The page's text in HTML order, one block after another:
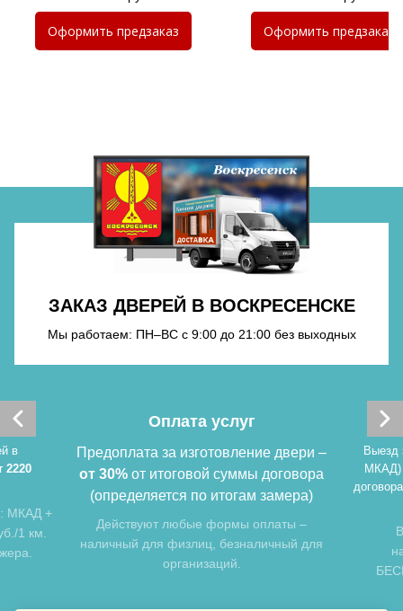
Хочу такую
Хочу такую
Хочу такую
Оформить предзаказ Оформить предзаказ
ЗАКАЗ ДВЕРЕЙ В ВОСКРЕСЕНСКЕ
Мы работаем: ПН–ВС с 9:00 до 21:00 без выходных
в
2220
МКАД +
1 км.
Оплата услуг
Предоплата за изготовление двери –
от 30% от итоговой суммы договора
(определяется по итогам замера)
Действуют любые формы оплаты –
наличный для физлиц, безналичный для
организаций.
Выезд